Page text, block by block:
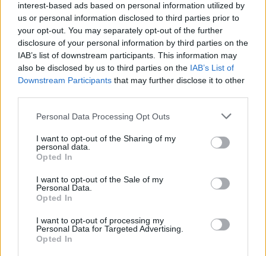
interest-based ads based on personal information utilized by
us or personal information disclosed to third parties prior to
your opt-out. You may separately opt-out of the further
disclosure of your personal information by third parties on the
IAB’s list of downstream participants. This information may
also be disclosed by us to third parties on the IAB’s List of
Downstream Participants that may further disclose it to other
Personal Data Processing Opt Outs
I want to opt-out of the Sharing of my
personal data.
Opted In
I want to opt-out of the Sale of my
Personal Data.
Opted In
I want to opt-out of processing my
Personal Data for Targeted Advertising.
Opted In
Budapest
1111.Budapest Bartók Béla út 34
1111
Telefon: (06-20) 519-08-91 ; (06-1)
784-5852
Weboldal:
árverések rendezésével, festményeket, művészeti tárgyakat,
GALÉRIA TOVÁBBI MŰTÁRGYAI